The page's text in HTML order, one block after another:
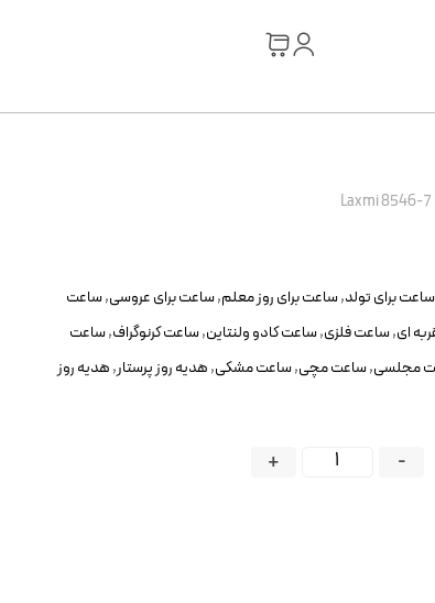
ساعت برای تولد,ساعت برای روز معلم,ساعت برای عروسی,ساعت
ای,ساعت فلزی,ساعت کادو ولنتاین,ساعت کرنوگراف,ساعت
مجلسی,ساعت مچی,ساعت مشکی,هدیه روز پرستار,هدیه روز
-
+